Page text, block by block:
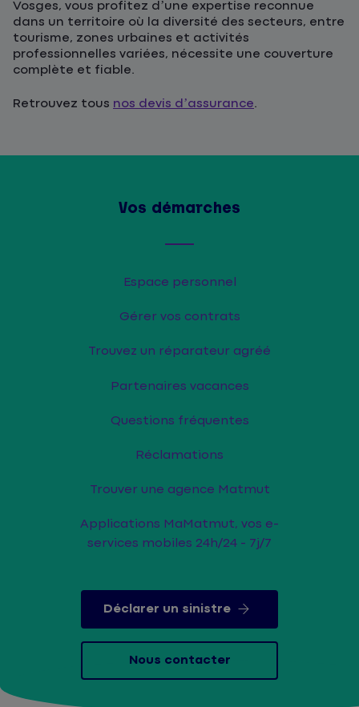
Vosges, vous profitez d’une expertise reconnue
dans un territoire où la diversité des secteurs, entre
tourisme, zones urbaines et activités
professionnelles variées, nécessite une couverture
complète et fiable.
Retrouvez tous nos devis d’assurance.
Vos démarches
Espace personnel
Gérer vos contrats
Trouvez un réparateur agréé
Partenaires vacances
Questions fréquentes
Réclamations
Trouver une agence Matmut
Applications MaMatmut, vos e-
services mobiles 24h/24 - 7j/7
Déclarer un sinistre
Nous contacter